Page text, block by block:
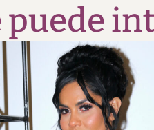
puede